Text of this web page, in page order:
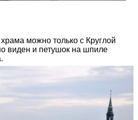
можно только с Круглой
виден и петушок на шпиле